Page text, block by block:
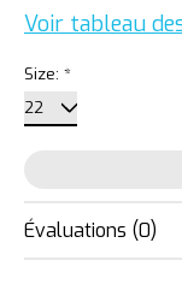
Voir tableau
Size: *
Évaluations (0)